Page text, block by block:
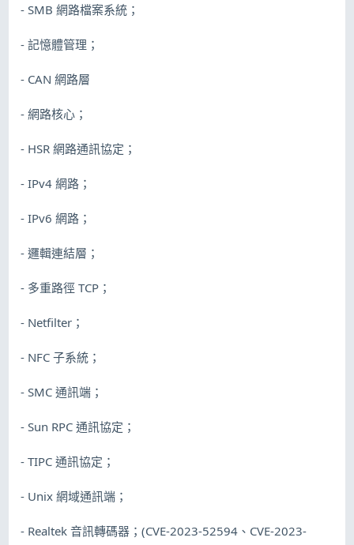
- SMB 網路檔案系統；
- 記憶體管理；
- CAN 網路層
- 網路核心；
- HSR 網路通訊協定；
- IPv4 網路；
- IPv6 網路；
- 邏輯連結層；
- 多重路徑 TCP；
- Netfilter；
- NFC 子系統；
- SMC 通訊端；
- Sun RPC 通訊協定；
- TIPC 通訊協定；
- Unix 網域通訊端；
- Realtek 音訊轉碼器；(CVE-2023-52594、CVE-2023-